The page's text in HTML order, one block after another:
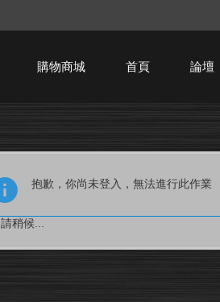
購物商城 首頁 論壇
抱歉，你尚未登入，無法進行此作業
請稍候...